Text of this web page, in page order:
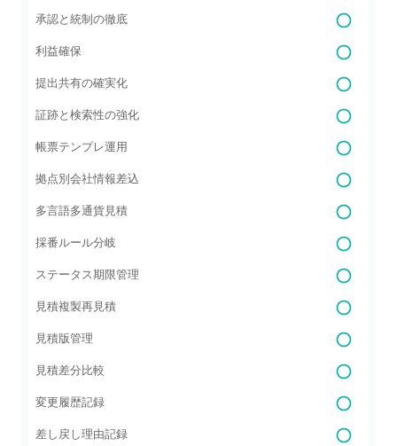
承認と統制の徹底
利益確保
提出共有の確実化
証跡と検索性の強化
帳票テンプレ運用
拠点別会社情報差込
多言語多通貨見積
採番ルール分岐
ステータス期限管理
見積複製再見積
見積版管理
見積差分比較
変更履歴記録
差し戻し理由記録